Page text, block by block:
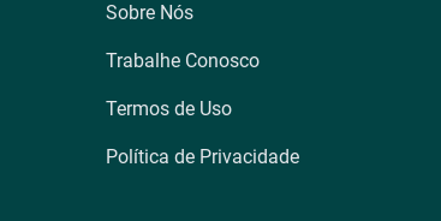
Sobre Nós
Trabalhe Conosco
Termos de Uso
Política de Privacidade